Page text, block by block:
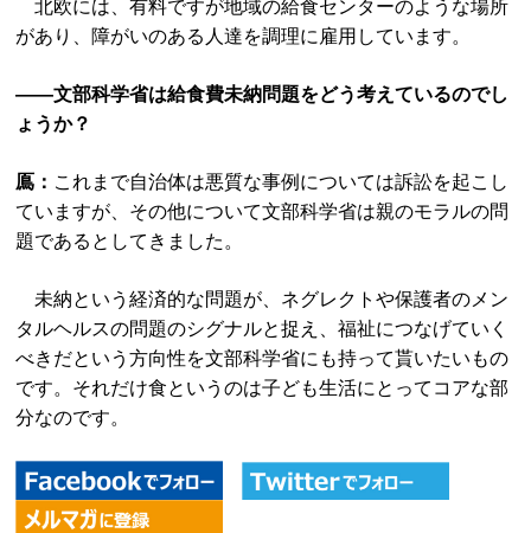
北欧には、有料ですが地域の給食センターのような場所
があり、障がいのある人達を調理に雇用しています。
――文部科学省は給食費未納問題をどう考えているのでし
ょうか？
鳫： これまで自治体は悪質な事例については訴訟を起こし
ていますが、その他について文部科学省は親のモラルの問
題であるとしてきました。
未納という経済的な問題が、ネグレクトや保護者のメン
タルヘルスの問題のシグナルと捉え、福祉につなげていく
べきだという方向性を文部科学省にも持って貰いたいもの
です。それだけ食というのは子ども生活にとってコアな部
分なのです。